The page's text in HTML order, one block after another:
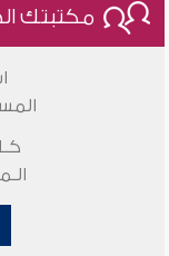
مكتبتك